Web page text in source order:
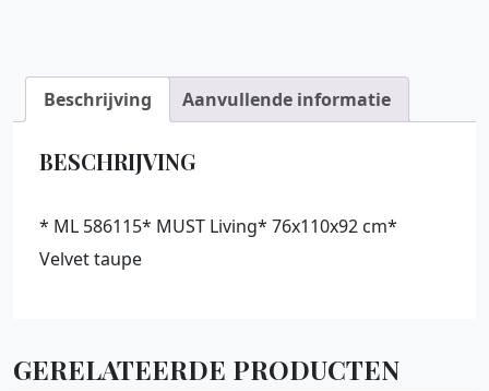
Beschrijving Aanvullende informatie
BESCHRIJVING
* ML 586115* MUST Living* 76x110x92 cm*
Velvet taupe
GERELATEERDE PRODUCTEN